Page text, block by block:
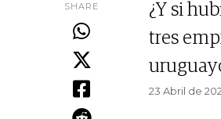
SHARE
¿Y si
tres
23 Abril de